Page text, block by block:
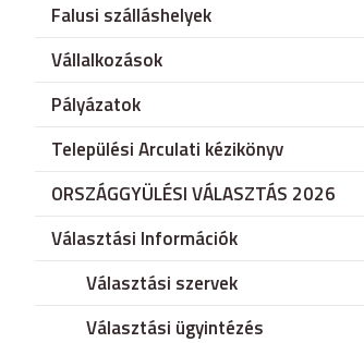
Falusi szálláshelyek
Vállalkozások
Pályázatok
Települési Arculati kézikönyv
ORSZÁGGYÜLÉSI VÁLASZTÁS 2026
Választási Információk
Választási szervek
Választási ügyintézés